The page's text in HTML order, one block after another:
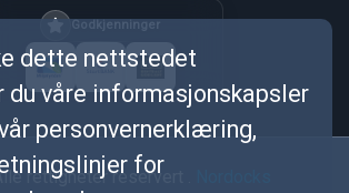
Godkjenninger
rettigheter reservert .
dette nettstedet
du våre informasjonskapsler
personvernerklæring,
for